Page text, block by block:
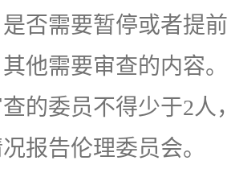
是否需要暂停或者提
其他需要审查的内容
的委员不得少于2
报告伦理委员会。